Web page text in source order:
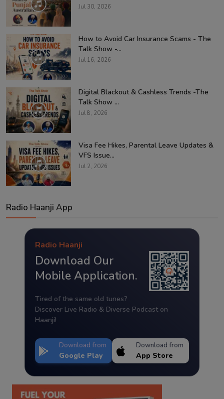
Jul 30, 2026
How to Avoid Car Insurance Scams - The
Talk Show -...
Jul 16, 2026
Digital Blackout & Cashless Trends -The
Talk Show ...
Jul 8, 2026
Visa Fee Hikes, Parental Leave Updates &
VFS Issue...
Jul 2, 2026
Radio Haanji App
Radio Haanji
Download Our
Mobile Application.
Tired of the same old tunes?
Discover Live Radio & Diverse Podcast on
Haanji!
Download from
Google Play
Download from
App Store